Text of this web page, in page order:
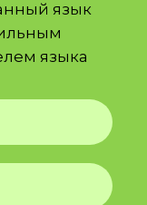
язык
языка